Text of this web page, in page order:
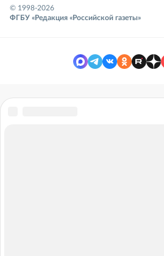
© 1998-2026
ФГБУ «Редакция «Российской газеты»